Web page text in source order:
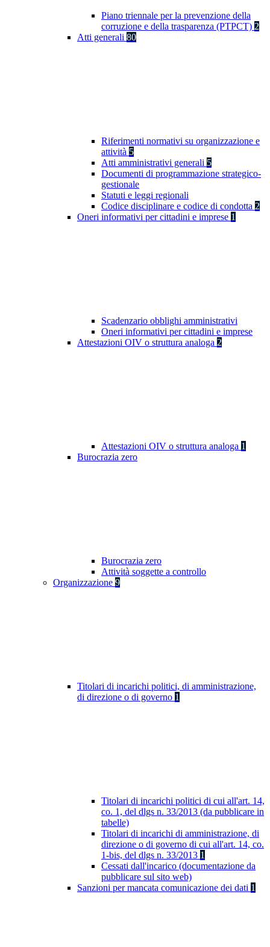
Piano triennale per la prevenzione della
corruzione e della trasparenza (PTPCT) 2
Atti generali 80
Riferimenti normativi su organizzazione e
attività 5
Atti amministrativi generali 5
Documenti di programmazione strategico-
gestionale
Statuti e leggi regionali
Codice disciplinare e codice di condotta 2
Oneri informativi per cittadini e imprese 1
Scadenzario obblighi amministrativi
Oneri informativi per cittadini e imprese
Attestazioni OIV o struttura analoga 2
Attestazioni OIV o struttura analoga 1
Burocrazia zero
Burocrazia zero
Attività soggette a controllo
Organizzazione 9
Titolari di incarichi politici, di amministrazione,
di direzione o di governo 1
Titolari di incarichi politici di cui all'art. 14,
co. 1, del dlgs n. 33/2013 (da pubblicare in
tabelle)
Titolari di incarichi di amministrazione, di
direzione o di governo di cui all'art. 14, co.
1-bis, del dlgs n. 33/2013 1
Cessati dall'incarico (documentazione da
pubblicare sul sito web)
Sanzioni per mancata comunicazione dei dati 1